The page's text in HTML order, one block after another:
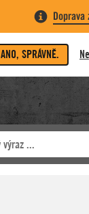
ANO, SPRÁVNĚ.